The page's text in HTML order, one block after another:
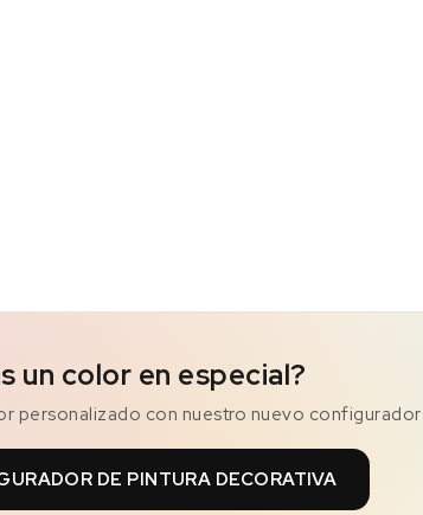
un color en especial?
personalizado con nuestro nuevo configurador
DE PINTURA DECORATIVA